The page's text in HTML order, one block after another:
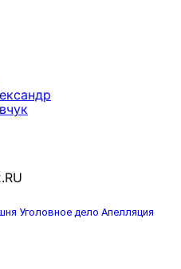
Уголовное дело Апелляция